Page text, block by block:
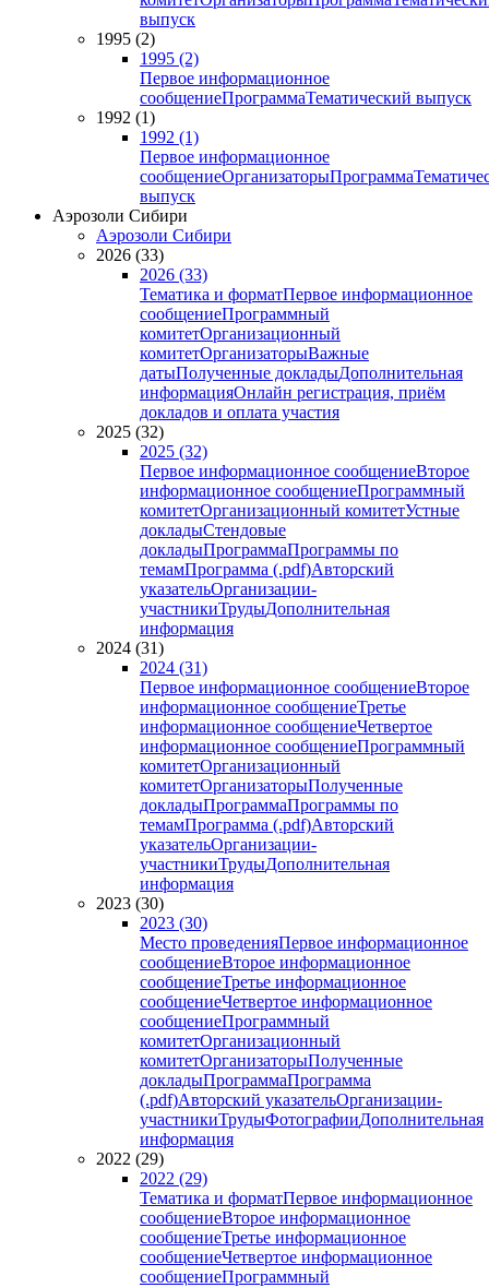
выпуск
1995 (2)
1995 (2)
Первое информационное
сообщениеПрограммаТематический выпуск
1992 (1)
1992 (1)
Первое информационное
сообщениеОрганизаторыПрограмма
выпуск
Аэрозоли Сибири
Аэрозоли Сибири
2026 (33)
2026 (33)
Тематика и форматПервое информационное
сообщениеПрограммный
комитетОрганизационный
комитетОрганизаторыВажные
датыПолученные докладыДополнительная
информацияОнлайн регистрация, приём
докладов и оплата участия
2025 (32)
2025 (32)
Первое информационное сообщениеВторое
информационное сообщениеПрограммный
комитетОрганизационный комитетУстные
докладыСтендовые
докладыПрограммаПрограммы по
темамПрограмма (.pdf)Авторский
указательОрганизации-
участникиТрудыДополнительная
информация
2024 (31)
2024 (31)
Первое информационное сообщениеВторое
информационное сообщениеТретье
информационное сообщениеЧетвертое
информационное сообщениеПрограммный
комитетОрганизационный
комитетОрганизаторыПолученные
докладыПрограммаПрограммы по
темамПрограмма (.pdf)Авторский
указательОрганизации-
участникиТрудыДополнительная
информация
2023 (30)
2023 (30)
Место проведенияПервое информационное
сообщениеВторое информационное
сообщениеТретье информационное
сообщениеЧетвертое информационное
сообщениеПрограммный
комитетОрганизационный
комитетОрганизаторыПолученные
докладыПрограммаПрограмма
(.pdf)Авторский указательОрганизации-
участникиТрудыФотографииДополнительная
информация
2022 (29)
2022 (29)
Тематика и форматПервое информационное
сообщениеВторое информационное
сообщениеТретье информационное
сообщениеЧетвертое информационное
сообщениеПрограммный